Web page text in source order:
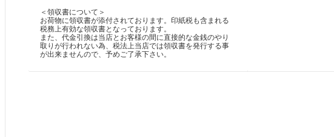
＜領収書について＞
お荷物に領収書が添付されております。印紙税も含まれる
税務上有効な領収書となっております。
また、代金引換は当店とお客様の間に直接的な金銭のやり
取りが行われない為、税法上当店では領収書を発行する事
が出来ませんので、予めご了承下さい。